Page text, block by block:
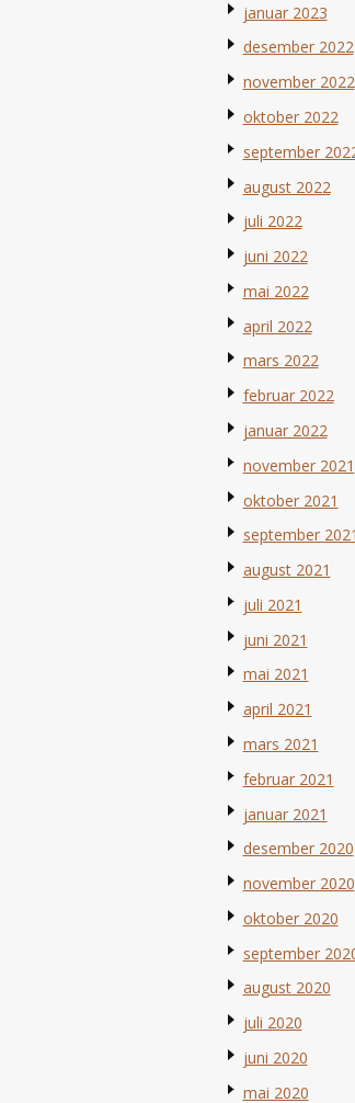
januar 2023
desember 2022
november 2022
oktober 2022
september
august 2022
juli 2022
juni 2022
mai 2022
april 2022
mars 2022
februar 2022
januar 2022
november 2021
oktober 2021
september 2021
august 2021
juli 2021
juni 2021
mai 2021
april 2021
mars 2021
februar 2021
januar 2021
desember 2020
november 2020
oktober 2020
september
august 2020
juli 2020
juni 2020
mai 2020